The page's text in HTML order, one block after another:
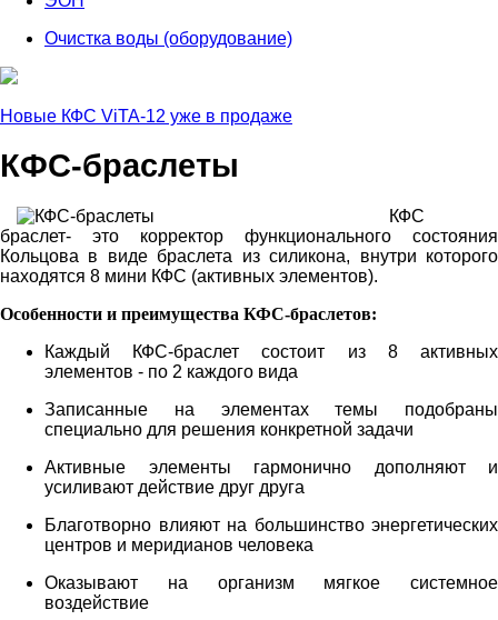
Очистка воды (оборудование)
Новые КФС ViTA-12 уже в продаже
КФС-браслеты
КФС
браслет- это корректор функционального состояния
Кольцова в виде браслета из силикона, внутри которого
находятся 8 мини КФС (активных элементов).
Особенности и преимущества КФС-браслетов:
Каждый КФС-браслет состоит из 8 активных
элементов - по 2 каждого вида
Записанные на элементах темы подобраны
специально для решения конкретной задачи
Активные элементы гармонично дополняют и
усиливают действие друг друга
Благотворно влияют на большинство энергетических
центров и меридианов человека
Оказывают на организм мягкое системное
воздействие